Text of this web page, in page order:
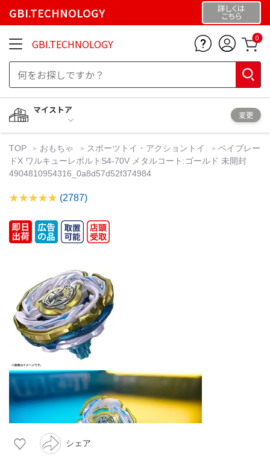
GBI.TECHNOLOGY 詳しくは
こちら
GBI.TECHNOLOGY 0
マイストア
変更
TOP おもちゃ スポーツトイ・アクショントイ
ベイブレー
ドX ワルキューレボルトS4-70V メタルコート:ゴールド 未開封
4904810954316_0a8d57d52f374984
(2787)
シェア